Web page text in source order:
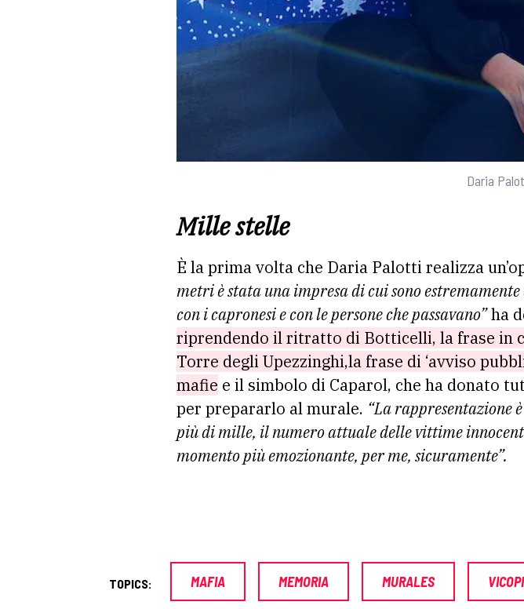
Daria
Mille stelle
È la prima volta che Daria Palotti realizza
metri è stata una impresa di cui sono
con i capronesi e con le persone che passavano”ha
riprendendo il ritratto di Botticelli, la frase in
Torre degli Upezzinghi,la frase di ‘avviso
mafie e il simbolo di Caparol, che ha donato
per prepararlo al murale. “La rappresentazione
più di mille, il numero attuale delle vittime
momento più emozionante, per me, sicuramente”.
TOPICS: MAFIA MEMORIA MURALES